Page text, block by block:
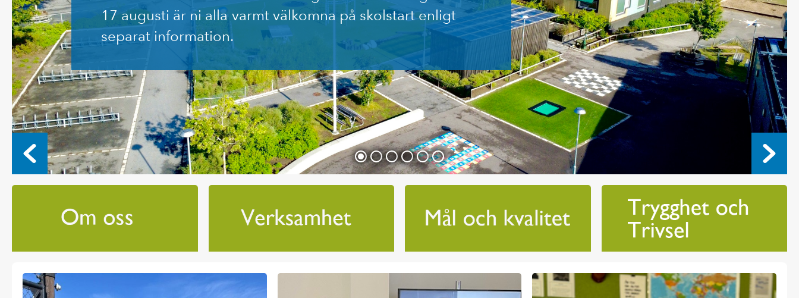
17 augusti är ni alla varmt välkomna på skolstart enligt
separat information.